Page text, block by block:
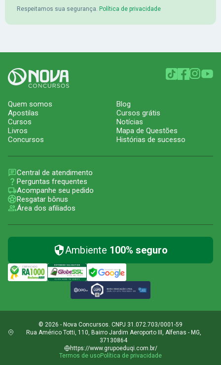
Respeitamos sua segurança. Política de privacidade
Quem somos
Apostilas
Cursos
Livros
Concursos
Blog
Cursos grátis
Notícias
Mapa de Questões
Histórias de sucesso
Central de atendimento
Perguntas frequentes
Acompanhe seu pedido
Resgatar bônus
Área dos afiliados
Ambiente 100% seguro
© 2026 - Nova Concursos. CNPJ 31.072.703/0001-59
Rua Américo Totti, 110, Bairro Jardim Aeroporto III, Alfenas - MG,
37130864
https://www.grupoeduqi.com.br/
Termos de usoPolítica de privacidade